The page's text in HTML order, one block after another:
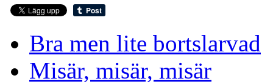
Bra men lite bortslarvad
Misär, misär, misär